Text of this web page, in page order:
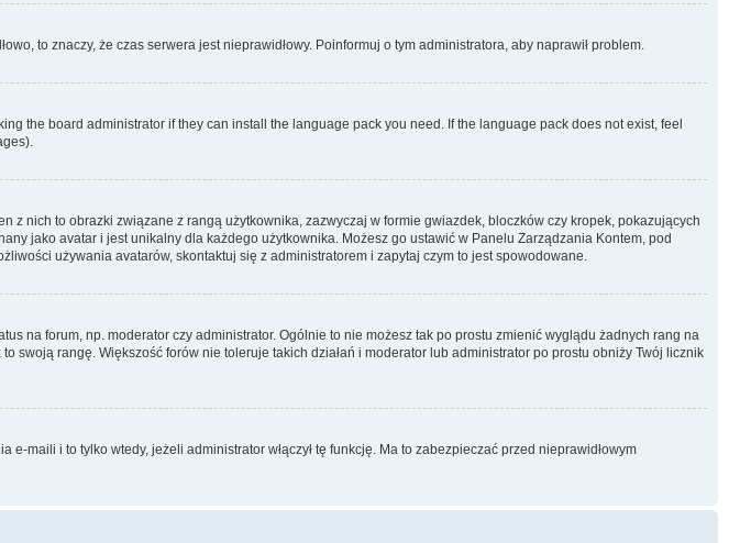
to znaczy, że czas serwera jest nieprawidłowy. Poinformuj o tym administratora, aby naprawił problem.
the board administrator if they can install the language pack you need. If the language pack does not exist, feel
nich to obrazki związane z rangą użytkownika, zazwyczaj w formie gwiazdek, bloczków czy kropek, pokazujących
jako avatar i jest unikalny dla każdego użytkownika. Możesz go ustawić w Panelu Zarządzania Kontem, pod
używania avatarów, skontaktuj się z administratorem i zapytaj czym to jest spowodowane.
na forum, np. moderator czy administrator. Ogólnie to nie możesz tak po prostu zmienić wyglądu żadnych rang na
rangę. Większość forów nie toleruje takich działań i moderator lub administrator po prostu obniży Twój licznik
maili i to tylko wtedy, jeżeli administrator włączył tę funkcję. Ma to zabezpieczać przed nieprawidłowym